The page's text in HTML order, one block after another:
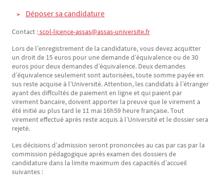
Déposer sa candidature
Contact : scol-licence-assas@assas-universite.fr
Lors de l’enregistrement de la candidature, vous devez acquitter
un droit de 15 euros pour une demande d’équivalence ou de 30
euros pour deux demandes d’équivalence. Deux demandes
d’équivalence seulement sont autorisées, toute somme payée en
sus reste acquise à l’Université. Attention, les candidats à l’étranger
ayant des diffcultés de paiement en ligne et qui paient par
virement bancaire, doivent apporter la preuve que le virement a
été initié au plus tard le 11 mai 16h59 heure française. Tout
virement effectué après reste acquis à l’Université et le dossier sera
rejeté.
Les décisions d’admission seront prononcées au cas par cas par la
commission pédagogique après examen des dossiers de
candidature dans la limite maximum des capacités d’accueil
suivantes :